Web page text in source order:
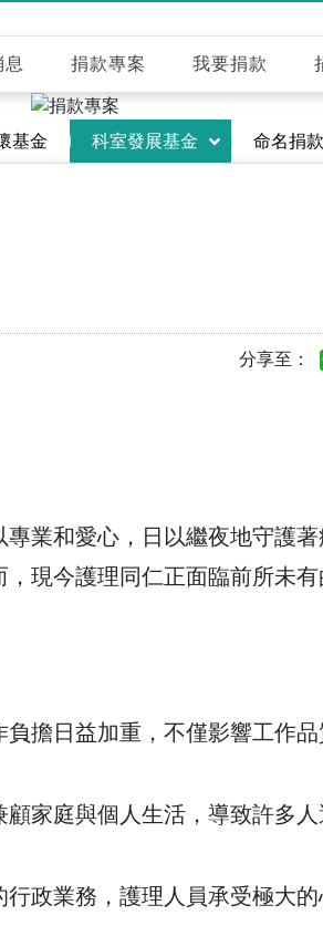
捐款專案 我要捐款
基金 科室發展基金 命名捐款
分享至：
業和愛心，日以繼夜地守護
現今護理同仁正面臨前所未
擔日益加重，不僅影響工作
顧家庭與個人生活，導致許多
行政業務，護理人員承受極大